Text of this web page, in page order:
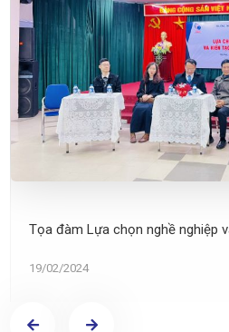
Tọa đàm Lựa chọn nghề nghiệp
19/02/2024